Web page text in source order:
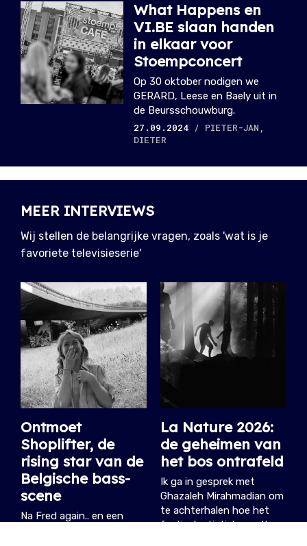
What Happens en
VI.BE slaan handen
in elkaar voor
Stoempconcert
Op 30 oktober nodigen we
GERARD, Leese en Baely uit in
de Beursschouwburg.
27.09.2024 / PIETER-JAN,
DIETER
MEER INTERVIEWS
Wij stellen de belangrijke vragen, zoals 'wat is je
favoriete televisieserie'
Ontmoet
Shoplifter, de
rising star van de
Belgische bass-
scene
Na Fred again.. en een
La Nature 2026:
de geheimen van
het bos ontrafeld
Ik ga in gesprek met
Ghazaleh Mirahmadian om
te achterhalen hoe het
festival artistiek wordt